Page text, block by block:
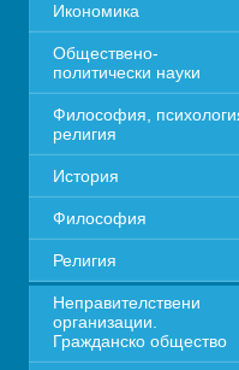
Икономика
Обществено-
политически науки
Философия,
религия
История
Философия
Религия
Неправителствени
организации.
Гражданско общество